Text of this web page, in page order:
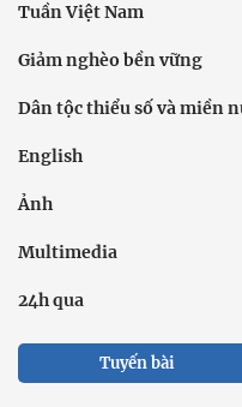
Tuần Việt Nam
Giảm nghèo bền vững
Dân tộc thiểu số và miền
English
Ảnh
Multimedia
24h qua
Tuyến bài